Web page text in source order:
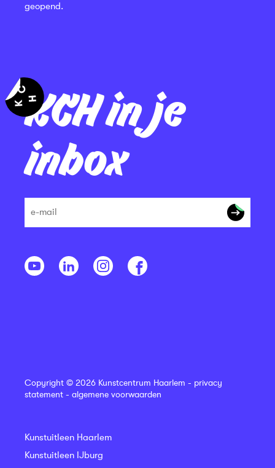
KCH in je
inbox
geopend.
Copyright © 2026 Kunstcentrum Haarlem - privacy
statement - algemene voorwaarden
Kunstuitleen Haarlem
Kunstuitleen IJburg